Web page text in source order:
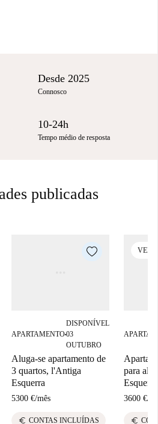
Desde 2025
Connosco
10-24h
Tempo médio de resposta
publicadas
APARTAMENTO■
DISPONÍVEL
03
OUTUBRO
Aluga-se apartamento de
3 quartos, l'Antiga
Esquerra
5300 €/mês
euro CONTAS INCLUÍDAS
para
3600 €/
euro